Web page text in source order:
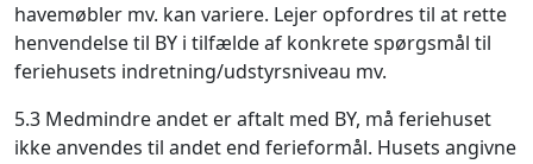
havemøbler mv. kan variere. Lejer opfordres til at rette
henvendelse til BY i tilfælde af konkrete spørgsmål til
feriehusets indretning/udstyrsniveau mv.
5.3 Medmindre andet er aftalt med BY, må feriehuset
ikke anvendes til andet end ferieformål. Husets angivne